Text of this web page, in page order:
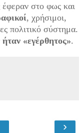
έφεραν στο φως και
, χρήσιμοι,
πολιτικό σύστημα.
«εγέρθητος».
›